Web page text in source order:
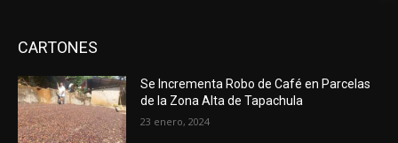
CARTONES
Se Incrementa Robo de Café en Parcelas
de la Zona Alta de Tapachula
23 enero, 2024